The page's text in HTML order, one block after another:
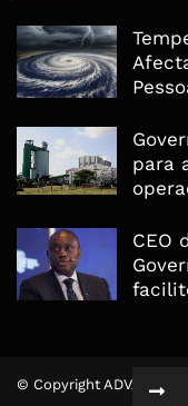
para
CEO
© Copyright ADVALUE.